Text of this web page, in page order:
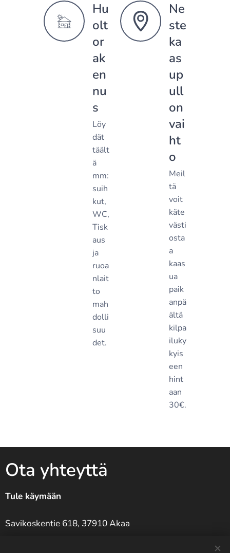
Hu
olt
or
ak
en
nu
s
Löy
dät
täält
ä
mm:
suih
kut,
WC,
Tisk
aus
ja
ruoa
nlait
to
mah
dolli
suu
det.
Ne
ste
ka
as
up
ull
on
vai
ht
o
Meil
tä
voit
käte
västi
osta
a
kaas
ua
paik
anpä
ältä
kilpa
iluky
kyis
een
hint
aan
30€.
Ota yhteyttä
Tule käymään
Savikoskentie 618, 37910 Akaa